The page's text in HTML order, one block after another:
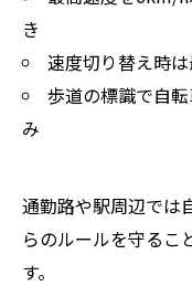
き
速度切り替え時
歩道の標識で自
み
通勤路や駅周辺では
らのルールを守るこ
す。